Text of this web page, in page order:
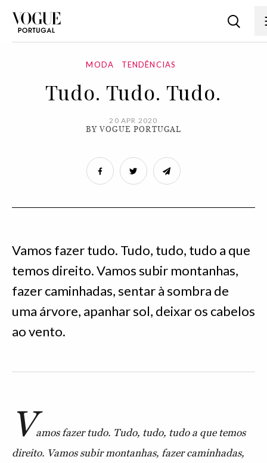
MODA TENDÊNCIAS
Tudo. Tudo. Tudo.
20 APR 2020
BY VOGUE PORTUGAL
Vamos fazer tudo. Tudo, tudo, tudo a que
temos direito. Vamos subir montanhas,
fazer caminhadas, sentar à sombra de
uma árvore, apanhar sol, deixar os cabelos
ao vento.
Vamos fazer tudo. Tudo, tudo, tudo a que temos
direito. Vamos subir montanhas, fazer caminhadas,